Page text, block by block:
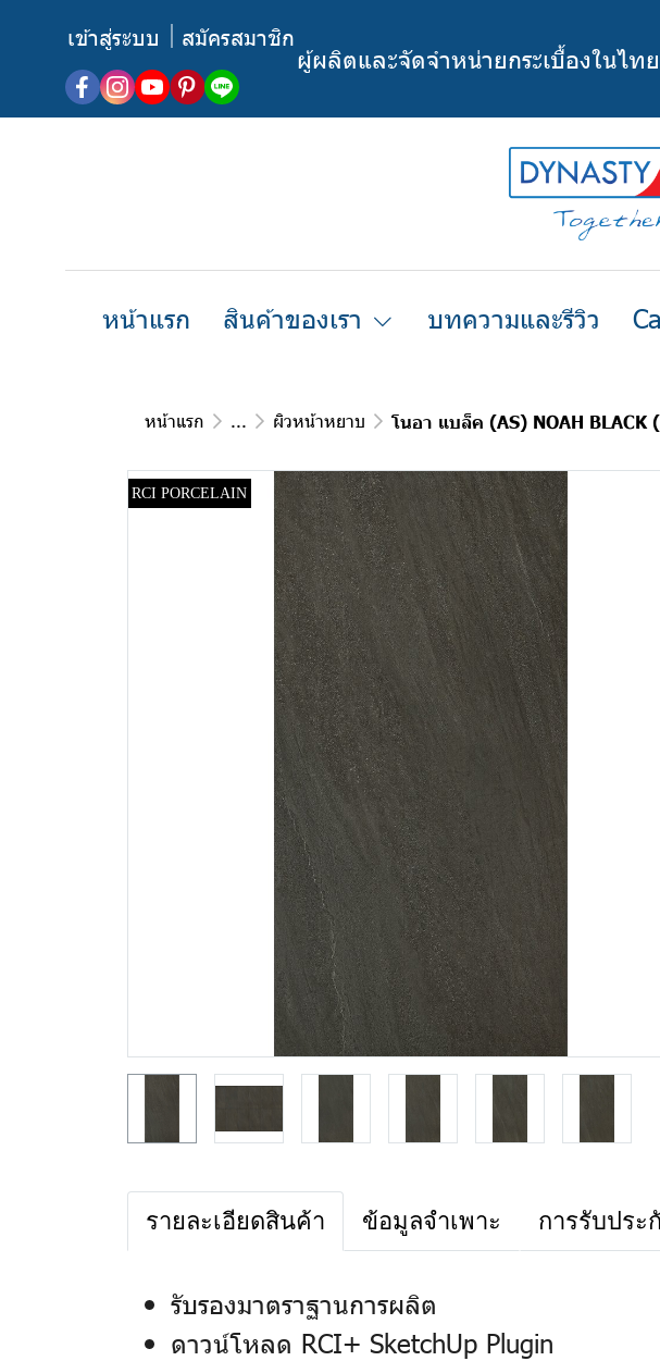
เข้าสู่ระบบ สมัครสมาชิก
ผู้ผลิตและจัดจำหน่ายกระเบื้องในไทย
หน้าแรก สินค้าของเรา บทความและรีวิว
หน้าแรก ... ผิวหน้าหยาบ โนอา แบล็ค (AS) NOAH BLACK
RCI PORCELAIN
รายละเอียดสินค้า ข้อมูลจำเพาะ การรับประ
รับรองมาตราฐานการผลิต
ดาวน์โหลด RCI+ SketchUp Plugin